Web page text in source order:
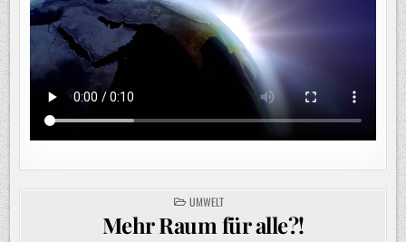
POSTED
IN
UMWELT
Mehr Raum für alle?!